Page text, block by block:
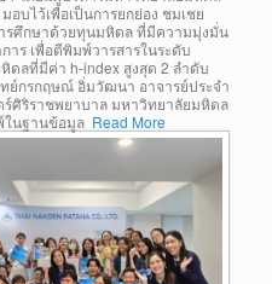
บไว้เพื่อเป็นการยกย่อง ชมเชย
รศึกษาด้วยทุนมหิดล ที่มีความมุ่งมั่น
าร เพื่อตีพิมพ์วารสารในระดับ
ดลที่มีค่า h-index สูงสุด 2 ลำดับ
ย์กรกฤษณ์ อิ่มวัฒนา อาจารย์ประจำ
ศิริราชพยาบาล มหาวิทยาลัยมหิดล
ในฐานข้อมูล Read More